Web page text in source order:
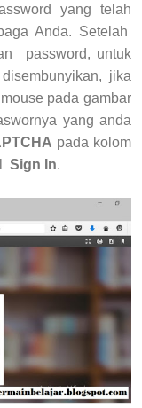
yang telah
Anda. Setelah
password, untuk
jika
pada gambar
yang anda
pada kolom
Sign In.